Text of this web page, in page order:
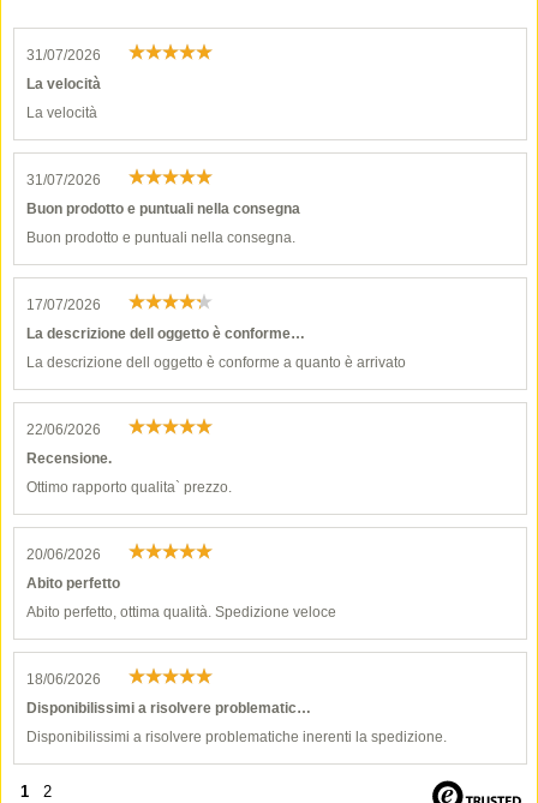
31/07/2026
La velocità
La velocità
31/07/2026
Buon prodotto e puntuali nella consegna
Buon prodotto e puntuali nella consegna.
17/07/2026
La descrizione dell oggetto è conforme…
La descrizione dell oggetto è conforme a quanto è arrivato
22/06/2026
Recensione.
Ottimo rapporto qualita` prezzo.
20/06/2026
Abito perfetto
Abito perfetto, ottima qualità. Spedizione veloce
18/06/2026
Disponibilissimi a risolvere problematic…
Disponibilissimi a risolvere problematiche inerenti la spedizione.
1 2